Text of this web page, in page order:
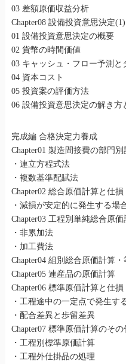
03 差額原価収益分析
Chapter08 設備投資意思決定(1)
01 設備投資意思決定の概要
02 貨幣の時間価値
03 キャッシュ・フロー予測と
04 資本コスト
05 投資案の評価方法
06 設備投資意思決定の解き方
完成編 合格決定力養成
Chapter01 製造間接費の部門別
・連立方程式法
・複数基準配賦法
Chapter02 総合原価計算と仕
・減損が安定的に発生する場
Chapter03 工程別単純総合原価
・非累加法
・加工費法
Chapter04 組別総合原価計算
Chapter05 連産品の原価計算
Chapter06 標準原価計算と仕
・工程途中の一定点で発生す
・配合差異と歩留差異
Chapter07 標準原価計算のそ
・工程別標準原価計算
・工程外仕掛品の処理